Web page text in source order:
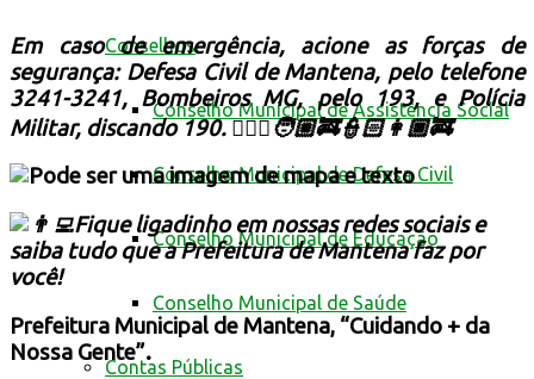
Conselhos
Conselho Municipal de Assistência Social
Conselho Municipal de Defesa Civil
Conselho Municipal de Educação
Conselho Municipal de Saúde
Contas Públicas
Em caso de emergência, acione as forças de
segurança: Defesa Civil de Mantena, pelo telefone
3241-3241, Bombeiros MG, pelo 193, e Polícia
Militar, discando 190. 👮🏽‍♀️🧑🏼‍🚒👮🏻👩🏿‍🚒
Fique ligadinho em nossas redes sociais e
saiba tudo que a Prefeitura de Mantena faz por
você!
Prefeitura Municipal de Mantena, “Cuidando + da
Nossa Gente”.